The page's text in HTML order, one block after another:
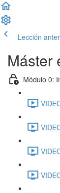
Lección
Máster
Módulo 0: